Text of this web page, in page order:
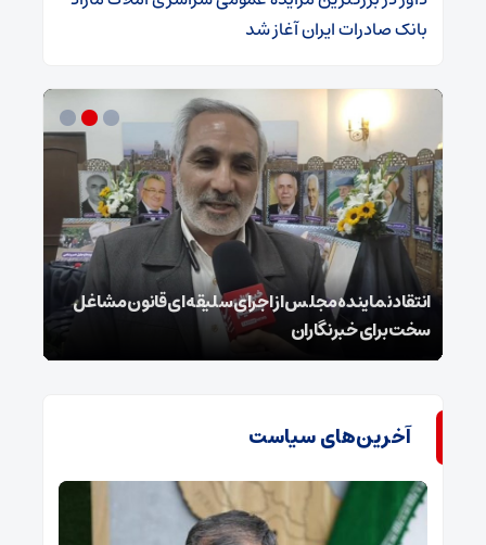
بانک صادرات ایران آغاز شد
انتقاد نماینده مجلس از اجرای سلیقه‌ای قانون مشاغل
سخت برای خبرنگاران
آخرین‌های سیاست